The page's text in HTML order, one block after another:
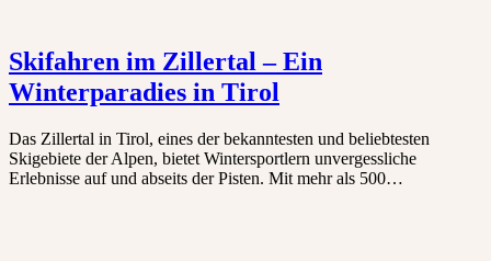
Skifahren im Zillertal – Ein
Winterparadies in Tirol
Das Zillertal in Tirol, eines der bekanntesten und beliebtesten
Skigebiete der Alpen, bietet Wintersportlern unvergessliche
Erlebnisse auf und abseits der Pisten. Mit mehr als 500…